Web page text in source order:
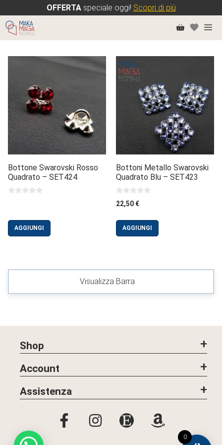
OFFERTAspeciale oggi! Scopri di più
Vai
Bottone Swarovski Rosso
Quadrato – SET424
5
AGGIUNGI
Bottoni Metallo Swarovski
Quadrato Blu – SET423
0
s
5
22,50 €
AGGIUNGI
Visualizza Barra
Shop
Account
Assistenza
0